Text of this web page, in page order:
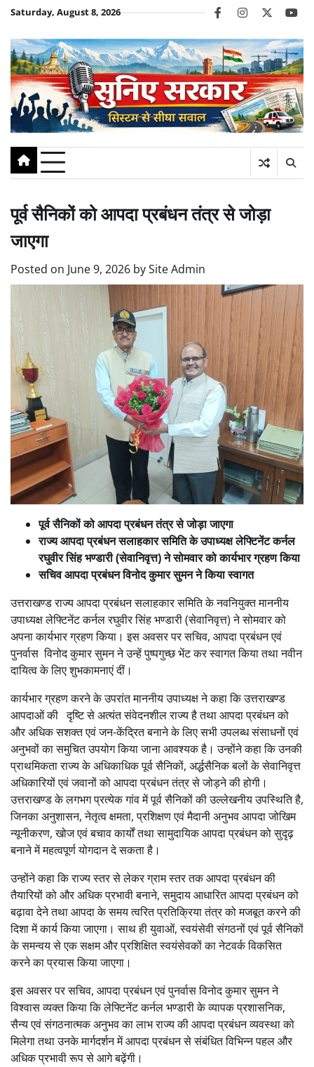
Skip
content
Saturday, August 8, 2026 facebookinstagram
twitter
पूर्व सैनिकों को आपदा प्रबंधन तंत्र से जोड़ा
जाएगा
Posted on June 9, 2026 bySite Admin
पूर्व सैनिकों को आपदा प्रबंधन तंत्र से जोड़ा जाएगा
राज्य आपदा प्रबंधन सलाहकार समिति के उपाध्यक्ष लेफ्टिनेंट कर्नल
रघुवीर सिंह भण्डारी (सेवानिवृत्त) ने सोमवार को कार्यभार ग्रहण किया
सचिव आपदा प्रबंधन विनोद कुमार सुमन ने किया स्वागत
उत्तराखण्ड राज्य आपदा प्रबंधन सलाहकार समिति के नवनियुक्त माननीय
उपाध्यक्ष लेफ्टिनेंट कर्नल रघुवीर सिंह भण्डारी (सेवानिवृत्त) ने सोमवार को
अपना कार्यभार ग्रहण किया। इस अवसर पर सचिव, आपदा प्रबंधन एवं
पुनर्वास विनोद कुमार सुमन ने उन्हें पुष्पगुच्छ भेंट कर स्वागत किया तथा नवीन
दायित्व के लिए शुभकामनाएं दीं।
कार्यभार ग्रहण करने के उपरांत माननीय उपाध्यक्ष ने कहा कि उत्तराखण्ड
आपदाओं की दृष्टि से अत्यंत संवेदनशील राज्य है तथा आपदा प्रबंधन को
और अधिक सशक्त एवं जन-केंद्रित बनाने के लिए सभी उपलब्ध संसाधनों एवं
अनुभवों का समुचित उपयोग किया जाना आवश्यक है। उन्होंने कहा कि उनकी
प्राथमिकता राज्य के अधिकाधिक पूर्व सैनिकों, अर्द्धसैनिक बलों के सेवानिवृत्त
अधिकारियों एवं जवानों को आपदा प्रबंधन तंत्र से जोड़ने की होगी।
उत्तराखण्ड के लगभग प्रत्येक गांव में पूर्व सैनिकों की उल्लेखनीय उपस्थिति है,
जिनका अनुशासन, नेतृत्व क्षमता, प्रशिक्षण एवं मैदानी अनुभव आपदा जोखिम
न्यूनीकरण, खोज एवं बचाव कार्यों तथा सामुदायिक आपदा प्रबंधन को सुदृढ़
बनाने में महत्वपूर्ण योगदान दे सकता है।
उन्होंने कहा कि राज्य स्तर से लेकर ग्राम स्तर तक आपदा प्रबंधन की
तैयारियों को और अधिक प्रभावी बनाने, समुदाय आधारित आपदा प्रबंधन को
बढ़ावा देने तथा आपदा के समय त्वरित प्रतिक्रिया तंत्र को मजबूत करने की
दिशा में कार्य किया जाएगा। साथ ही युवाओं, स्वयंसेवी संगठनों एवं पूर्व सैनिकों
के समन्वय से एक सक्षम और प्रशिक्षित स्वयंसेवकों का नेटवर्क विकसित
करने का प्रयास किया जाएगा।
इस अवसर पर सचिव, आपदा प्रबंधन एवं पुनर्वास विनोद कुमार सुमन ने
विश्वास व्यक्त किया कि लेफ्टिनेंट कर्नल भण्डारी के व्यापक प्रशासनिक,
सैन्य एवं संगठनात्मक अनुभव का लाभ राज्य की आपदा प्रबंधन व्यवस्था को
मिलेगा तथा उनके मार्गदर्शन में आपदा प्रबंधन से संबंधित विभिन्न पहल और
अधिक प्रभावी रूप से आगे बढ़ेंगी।